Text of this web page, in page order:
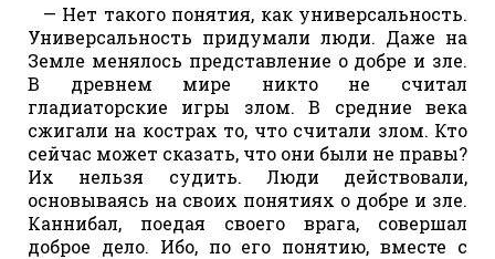
— Нет такого понятия, как универсальность.
Универсальность придумали люди. Даже на
Земле менялось представление о добре и зле.
В древнем мире никто не считал
гладиаторские игры злом. В средние века
сжигали на кострах то, что считали злом. Кто
сейчас может сказать, что они были не правы?
Их нельзя судить. Люди действовали,
основываясь на своих понятиях о добре и зле.
Каннибал, поедая своего врага, совершал
доброе дело. Ибо, по его понятию, вместе с